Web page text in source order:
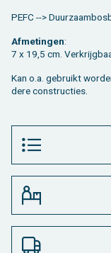
PEFC -->
Af­me­tin­gen:
7 x 19,5 cm.
Kan o.a. ge­bruikt
de­re con­struc­ties.